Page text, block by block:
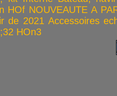
HOf NOUVEAUTE A
de 2021 Accessoires
HOn3